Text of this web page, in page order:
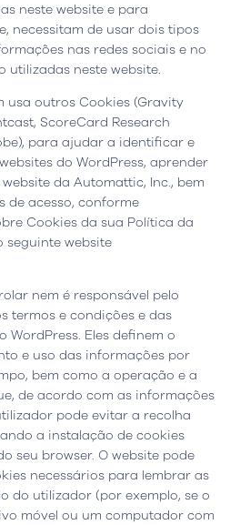
neste website e para
necessitam de usar dois tipos
nas redes sociais e no
utilizadas neste website.
usa outros Cookies (Gravity
ScoreCard Research
para ajudar a identificar e
do WordPress, aprender
da Automattic, Inc., bem
de acesso, conforme
Cookies da sua Política da
seguinte website
nem é responsável pelo
termos e condições e das
Eles definem o
e uso das informações por
bem como a operação e a
de acordo com as informações
pode evitar a recolha
a instalação de cookies
seu browser. O website pode
necessários para lembrar as
do utilizador (por exemplo, se o
móvel ou um computador com